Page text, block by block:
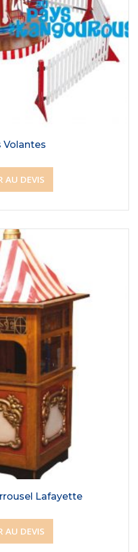
Volantes
AU DEVIS
Lafayette
AU DEVIS